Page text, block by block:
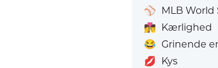
⚾ MLB World
👩‍❤️‍💋‍👨 Kærlighed
😂 Grinende
💋 Kys